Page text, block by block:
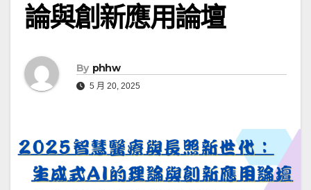
論與創新應用論壇
By phhw
5 月 20, 2025